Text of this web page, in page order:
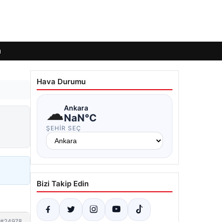
Hava Durumu
☁Ankara
NaN°C
ŞEHIR SEÇ
Bizi Takip Edin